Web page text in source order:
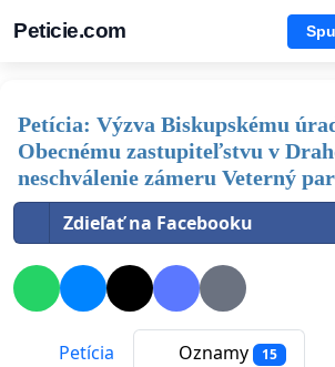
Peticie.com
Petícia: Výzva Biskupskému
Obecnému zastupiteľstvu v
neschválenie zámeru Veterný
Zdieľať na Facebooku
Petícia Oznamy 15